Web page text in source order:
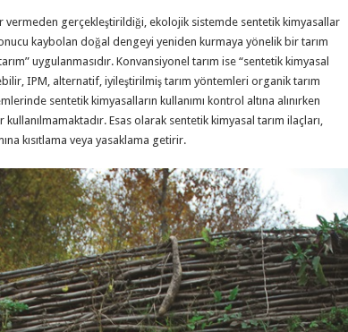
vermeden gerçekleştirildiği, ekolojik sistemde sentetik kimyasallar
kaybolan doğal dengeyi yeniden kurmaya yönelik bir tarım
uygulanmasıdır. Konvansiyonel tarım ise “sentetik kimyasal
IPM, alternatif, iyileştirilmiş tarım yöntemleri organik tarım
sentetik kimyasalların kullanımı kontrol altına alınırken
Esas olarak sentetik kimyasal tarım ilaçları,
kısıtlama veya yasaklama getirir.